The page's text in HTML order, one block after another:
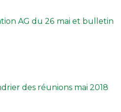
AG du 26 mai et bulletin
des réunions mai 2018